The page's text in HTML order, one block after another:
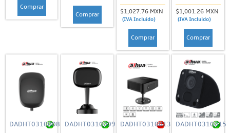
Comprar
Comprar $1,027.76 MXN
(IVA Incluido)
Comprar
$1,001.26 MXN
(IVA Incluido)
Comprar
DADHT0310008
DADHT0310009
DADHT0310013
DADHT0310015